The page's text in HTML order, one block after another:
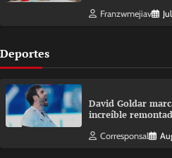
Franzwmejiav
Deportes
David Goldar
increíble
Corresponsal